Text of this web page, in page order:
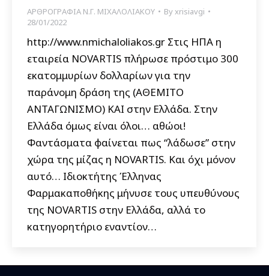
ΑΡΘΡΟΓΡΑΦΙΑ Ν.Γ. ΜΙΧΑΛΟΛΙΑΚΟΥ Byxrisiavgi
28/01/2022
http://www.nmichaloliakos.gr Στις ΗΠΑ η
εταιρεία NOVARTIS πλήρωσε πρόστιμο 300
εκατομμυρίων δολλαρίων για την
παράνομη δράση της (ΑΘΕΜΙΤΟ
ΑΝΤΑΓΩΝΙΣΜΟ) ΚΑΙ στην Ελλάδα. Στην
Ελλάδα όμως είναι όλοι… αθώοι!
Φαντάσματα φαίνεται πως “λάδωσε” στην
χώρα της μίζας η NOVARTIS. Και όχι μόνον
αυτό… Ιδιοκτήτης Έλληνας
Φαρμακαποθήκης μήνυσε τους υπευθύνους
της NOVARTIS στην Ελλάδα, αλλά το
κατηγορητήριο εναντίον…